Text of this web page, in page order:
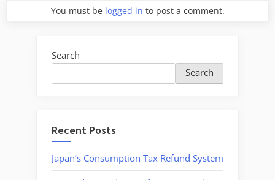
You must be logged in to post a comment.
Search
Search
Recent Posts
Japan’s Consumption Tax Refund System